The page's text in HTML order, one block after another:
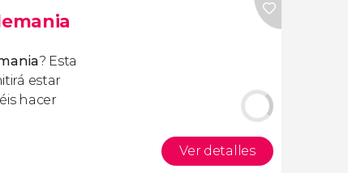
? Esta
estar
hacer
Ver detalles